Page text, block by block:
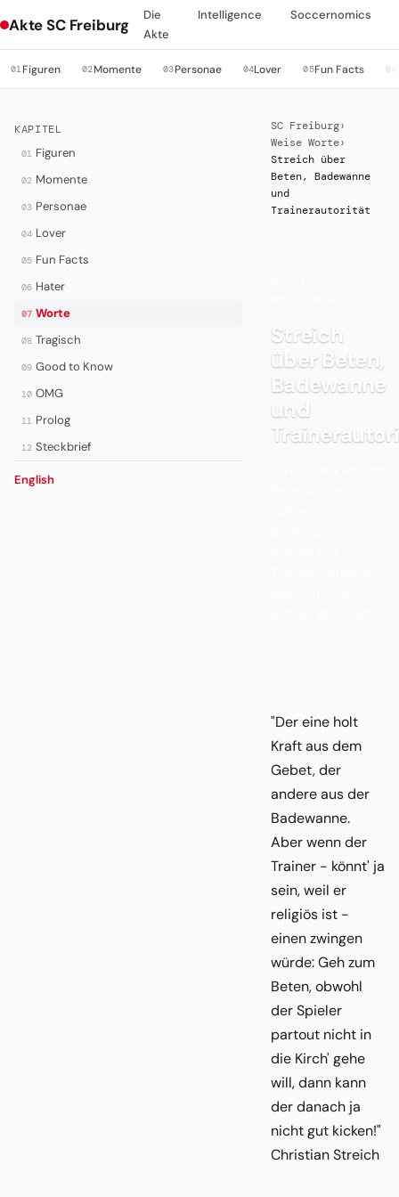
Akte SC Freiburg
Die
Akte
Intelligence Soccernomics
01Figuren 02Momente 03Personae 04Lover 05Fun Facts 06
KAPITEL
01 Figuren
02 Momente
03 Personae
04 Lover
05 Fun Facts
06 Hater
07 Worte
08 Tragisch
09 Good to Know
10 OMG
11 Prolog
12 Steckbrief
English
SC Freiburg›
Weise Worte›
Streich über
Beten, Badewanne
und
Trainerautorität
Streich
über Beten,
Badewanne
und
"Der eine holt
Kraft aus dem
Gebet, der
andere aus der
Badewanne.
Aber wenn der
Trainer - könnt' ja
sein, weil er
religiös ist -
einen zwingen
würde: Geh zum
Beten, obwohl
der Spieler
partout nicht in
die Kirch' gehe
will, dann kann
der danach ja
nicht gut kicken!"
Christian Streich